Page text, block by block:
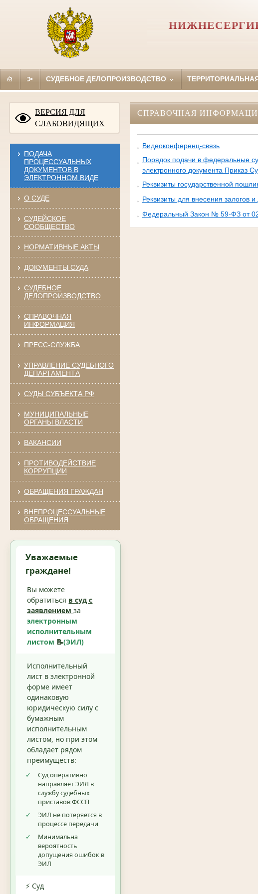
СУДЕБНОЕ ДЕЛОПРОИЗВОДСТВО
ВЕРСИЯ ДЛЯ
СЛАБОВИДЯЩИХ
ПОДАЧА
ПРОЦЕССУАЛЬНЫХ
ДОКУМЕНТОВ В
ЭЛЕКТРОННОМ ВИДЕ
О СУДЕ
СУДЕЙСКОЕ
СООБЩЕСТВО
НОРМАТИВНЫЕ АКТЫ
ДОКУМЕНТЫ СУДА
СУДЕБНОЕ
ДЕЛОПРОИЗВОДСТВО
СПРАВОЧНАЯ
ИНФОРМАЦИЯ
ПРЕСС-СЛУЖБА
УПРАВЛЕНИЕ СУДЕБНОГО
ДЕПАРТАМЕНТА
СУДЫ СУБЪЕКТА РФ
МУНИЦИПАЛЬНЫЕ
ОРГАНЫ ВЛАСТИ
ВАКАНСИИ
ПРОТИВОДЕЙСТВИЕ
КОРРУПЦИИ
ОБРАЩЕНИЯ ГРАЖДАН
ВНЕПРОЦЕССУАЛЬНЫЕ
ОБРАЩЕНИЯ
Уважаемые
граждане!
Вы можете
обратиться в суд с
заявлениемза
электронным
исполнительным
листом 📝(ЭИЛ)
Исполнительный
лист в электронной
форме имеет
одинаковую
юридическую силу с
бумажным
исполнительным
листом, но при этом
обладает рядом
преимуществ:
✓
Суд оперативно
направляет ЭИЛ в
службу судебных
приставов ФССП
✓
ЭИЛ не потеряется в
процессе передачи
✓
Минимальна
вероятность
допущения ошибок в
ЭИЛ
⚡ Суд
СПРАВОЧНАЯ
Видеоконференц-связь
Порядок подачи в федеральные
электронного документа Приказ
Реквизиты государственной
Реквизиты для внесения залогов
Федеральный Закон № 59-ФЗ от